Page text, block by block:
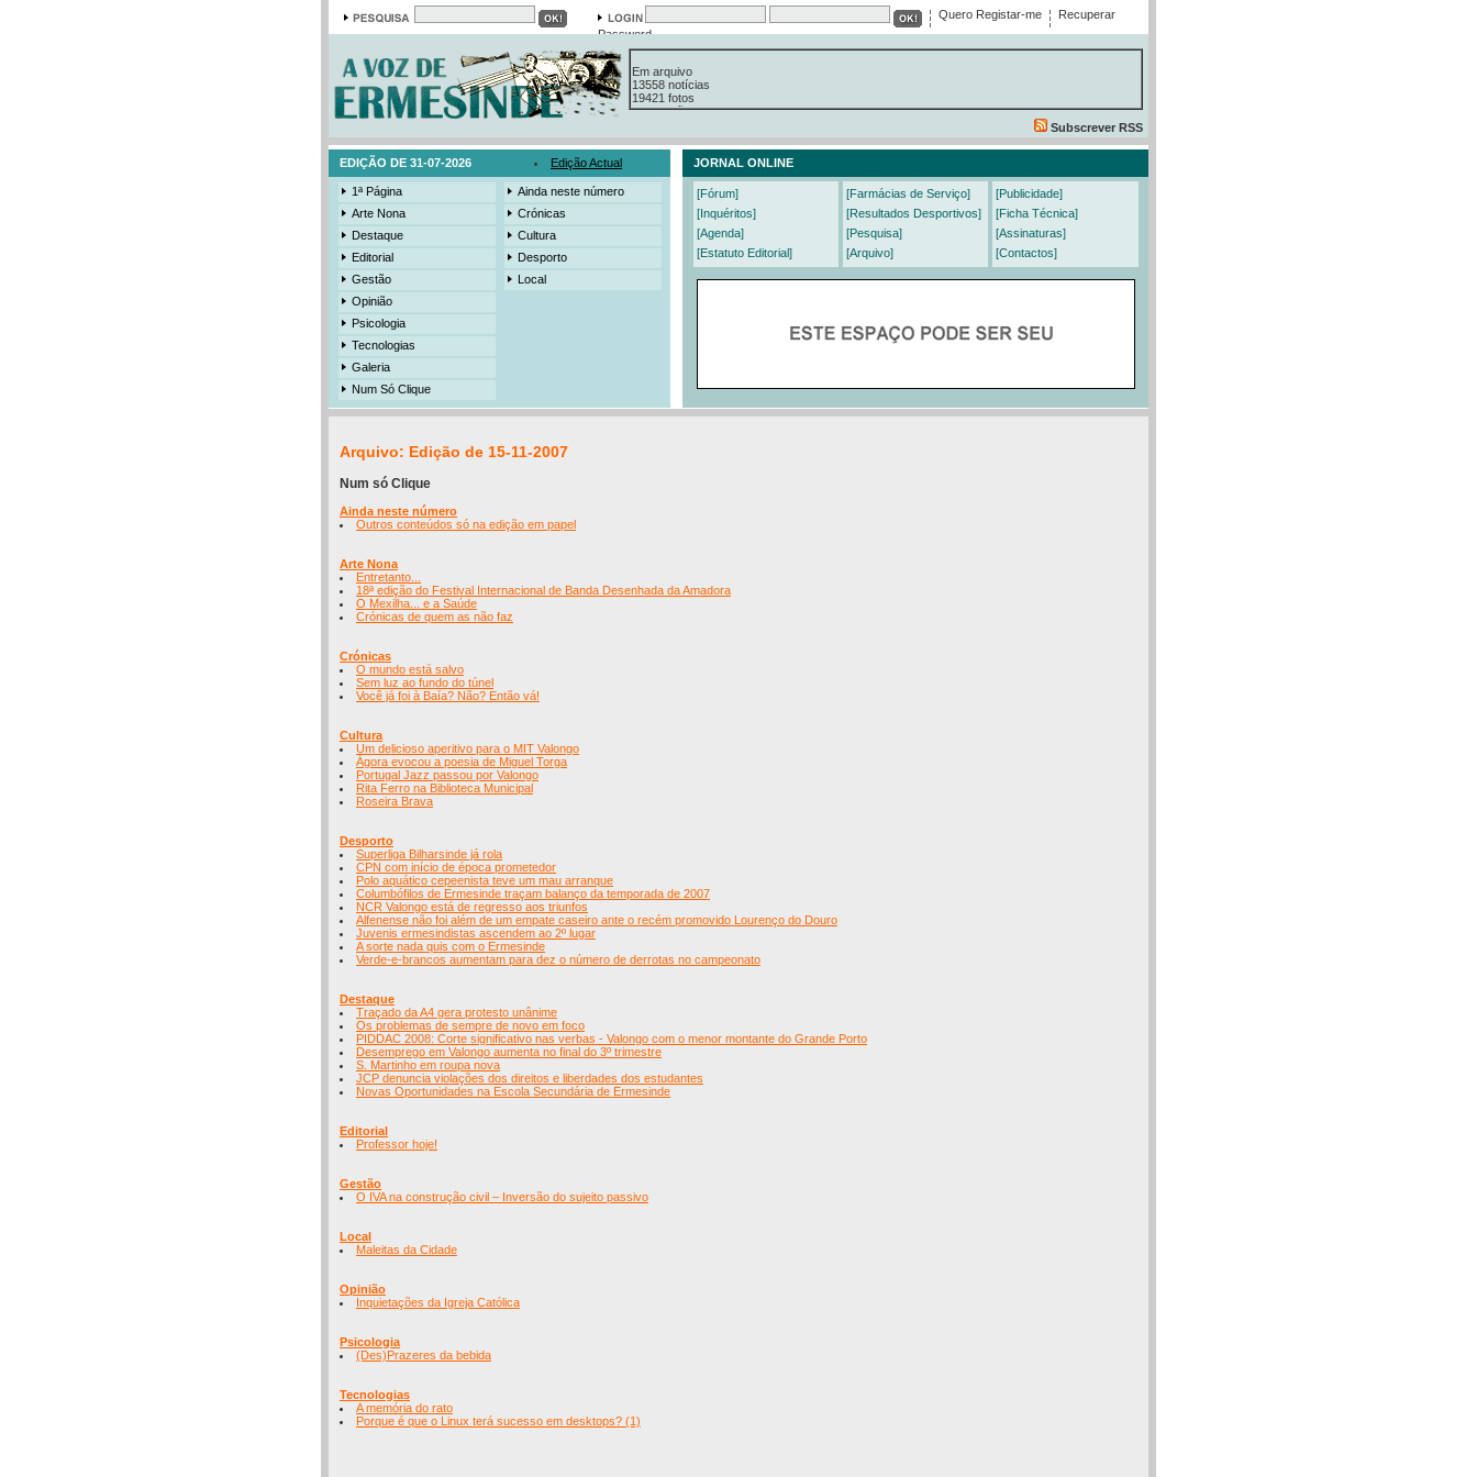
Quero Registar-me
Recuperar
Password
Em arquivo
13558 notícias
19421 fotos
385 edições
Subscrever RSS
EDIÇÃO DE 31-07-2026 Edição Actual JORNAL ONLINE
1ª Página
Arte Nona
Destaque
Editorial
Gestão
Opinião
Psicologia
Tecnologias
Galeria
Num Só Clique
Ainda neste número
Crónicas
Cultura
Desporto
Local
[Fórum]
[Inquéritos]
[Agenda]
[Estatuto Editorial]
[Farmácias de Serviço]
[Resultados Desportivos]
[Pesquisa]
[Arquivo]
[Publicidade]
[Ficha Técnica]
[Assinaturas]
[Contactos]
Arquivo: Edição de 15-11-2007
Num só Clique
Ainda neste número
Outros conteúdos só na edição em papel
Arte Nona
Entretanto...
18ª edição do Festival Internacional de Banda Desenhada da Amadora
O Mexilha... e a Saúde
Crónicas de quem as não faz
Crónicas
O mundo está salvo
Sem luz ao fundo do túnel
Você já foi à Baía? Não? Então vá!
Cultura
Um delicioso aperitivo para o MIT Valongo
Ágora evocou a poesia de Miguel Torga
Portugal Jazz passou por Valongo
Rita Ferro na Biblioteca Municipal
Roseira Brava
Desporto
Superliga Bilharsinde já rola
CPN com início de época prometedor
Polo aquático cepeenista teve um mau arranque
Columbófilos de Ermesinde traçam balanço da temporada de 2007
NCR Valongo está de regresso aos triunfos
Alfenense não foi além de um empate caseiro ante o recém promovido Lourenço do Douro
Juvenis ermesindistas ascendem ao 2º lugar
A sorte nada quis com o Ermesinde
Verde-e-brancos aumentam para dez o número de derrotas no campeonato
Destaque
Traçado da A4 gera protesto unânime
Os problemas de sempre de novo em foco
PIDDAC 2008: Corte significativo nas verbas - Valongo com o menor montante do Grande Porto
Desemprego em Valongo aumenta no final do 3º trimestre
S. Martinho em roupa nova
JCP denuncia violações dos direitos e liberdades dos estudantes
Novas Oportunidades na Escola Secundária de Ermesinde
Editorial
Professor hoje!
Gestão
O IVA na construção civil – Inversão do sujeito passivo
Local
Maleitas da Cidade
Opinião
Inquietações da Igreja Católica
Psicologia
(Des)Prazeres da bebida
Tecnologias
A memória do rato
Porque é que o Linux terá sucesso em desktops? (1)